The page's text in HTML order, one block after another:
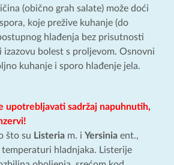
(obično grah salate) može doći
koje prežive kuhanje (do
hlađenja bez prisutnosti
izazovu bolest s proljevom. Osnovni
kuhanje i sporo hlađenje jela.
upotrebljavati sadržaj napuhnutih,
što su Listeria m. i Yersinia ent.,
temperaturi hladnjaka. Listerije